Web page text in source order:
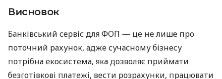
Висновок
Банківський сервіс для ФОП — це не лише про
поточний рахунок, адже сучасному бізнесу
потрібна екосистема, яка дозволяє приймати
безготівкові платежі, вести розрахунки, працювати